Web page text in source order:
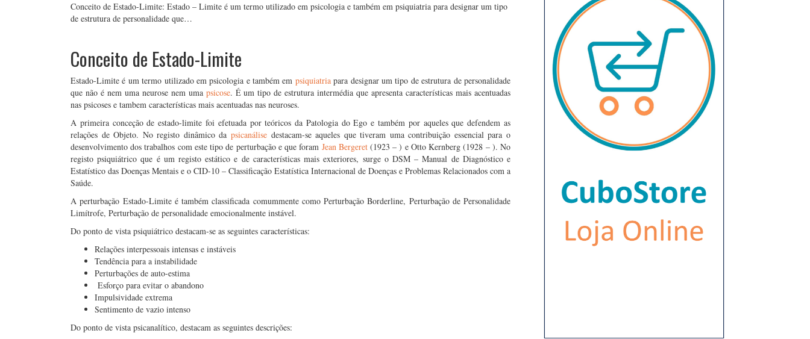
Conceito de Estado-Limite: Estado – Limite é um termo utilizado em psicologia e também em psiquiatria para designar um tipo
de estrutura de personalidade que…
Conceito de Estado-Limite
Estado-Limite é um termo utilizado em psicologia e também em psiquiatriapara designar um tipo de estrutura de personalidade
que não é nem uma neurose nem uma psicose. É um tipo de estrutura intermédia que apresenta características mais acentuadas
nas psicoses e tambem características mais acentuadas nas neuroses.
A primeira conceção de estado-limite foi efetuada por teóricos da Patologia do Ego e também por aqueles que defendem as
relações de Objeto. No registo dinâmico da psicanálisedestacam-se aqueles que tiveram uma contribuição essencial para o
desenvolvimento dos trabalhos com este tipo de perturbação e que foram Jean Bergeret(1923 – ) e Otto Kernberg (1928 – ). No
registo psiquiátrico que é um registo estático e de características mais exteriores, surge o DSM – Manual de Diagnóstico e
Estatístico das Doenças Mentais e o CID-10 – Classificação Estatística Internacional de Doenças e Problemas Relacionados com a
Saúde.
A perturbação Estado-Limite é também classificada comummente como Perturbação Borderline, Perturbação de Personalidade
Limítrofe, Perturbação de personalidade emocionalmente instável.
Do ponto de vista psiquiátrico destacam-se as seguintes características:
Relações interpessoais intensas e instáveis
Tendência para a instabilidade
Perturbações de auto-estima
Esforço para evitar o abandono
Impulsividade extrema
Sentimento de vazio intenso
Do ponto de vista psicanalítico, destacam as seguintes descrições: